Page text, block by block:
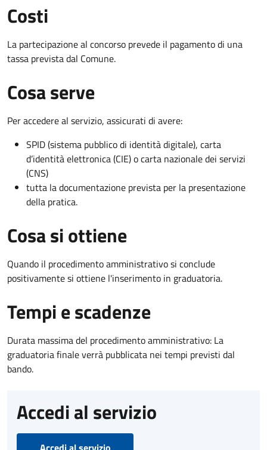
Costi
La partecipazione al concorso prevede il pagamento di una
tassa prevista dal Comune.
Cosa serve
Per accedere al servizio, assicurati di avere:
SPID (sistema pubblico di identità digitale), carta
d’identità elettronica (CIE) o carta nazionale dei servizi
(CNS)
tutta la documentazione prevista per la presentazione
della pratica.
Cosa si ottiene
Quando il procedimento amministrativo si conclude
positivamente si ottiene l'inserimento in graduatoria.
Tempi e scadenze
Durata massima del procedimento amministrativo: La
graduatoria finale verrà pubblicata nei tempi previsti dal
bando.
Accedi al servizio